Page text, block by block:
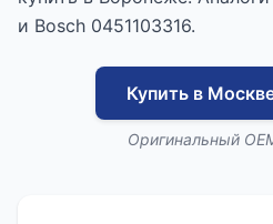
и Bosch 0451103316.
Купить в
Оригинальный